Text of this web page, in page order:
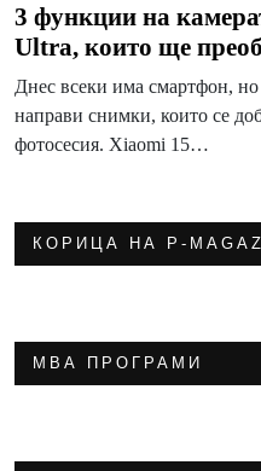
3 функции на
Ultra, които ще
Днес всеки има смартфон,
направи снимки, които се
фотосесия. Xiaomi 15…
КОРИЦА НА P-
МВА ПРОГРАМИ